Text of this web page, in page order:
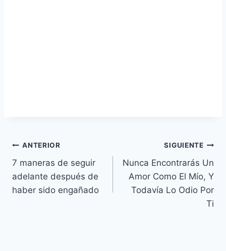
Navegación
de
entradas
ANTERIOR
7 maneras de seguir
adelante después de
haber sido engañado
SIGUIENTE
Nunca Encontrarás Un
Amor Como El Mío, Y
Todavía Lo Odio Por
Ti